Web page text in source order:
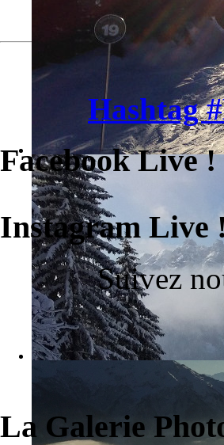
Hashtag
Facebook Live !
Instagram Live
Suivez
La Galerie